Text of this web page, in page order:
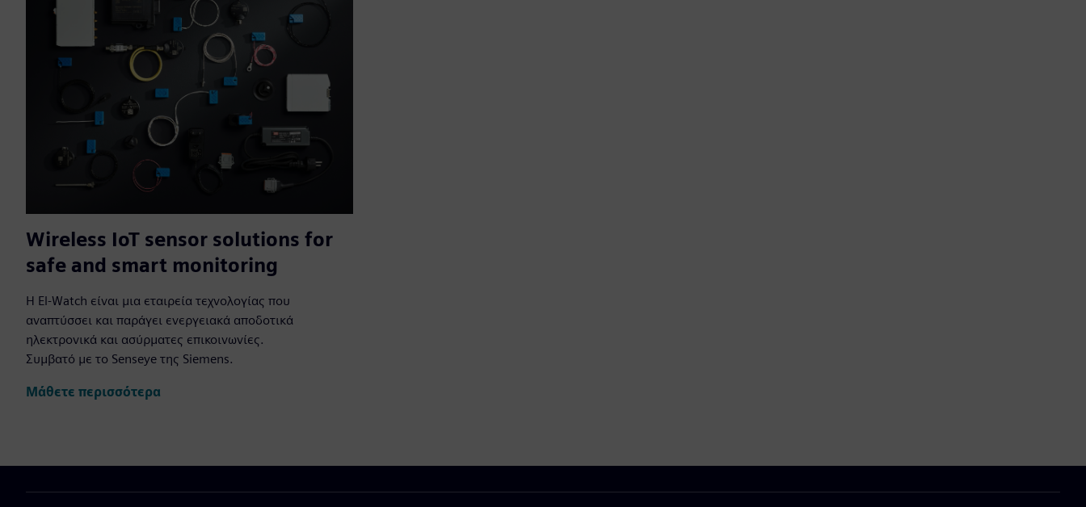
Wireless IoT sensor solutions for
safe and smart monitoring
Η El-Watch είναι μια εταιρεία τεχνολογίας που
αναπτύσσει και παράγει ενεργειακά αποδοτικά
ηλεκτρονικά και ασύρματες επικοινωνίες.
Συμβατό με το Senseye της Siemens.
Μάθετε περισσότερα